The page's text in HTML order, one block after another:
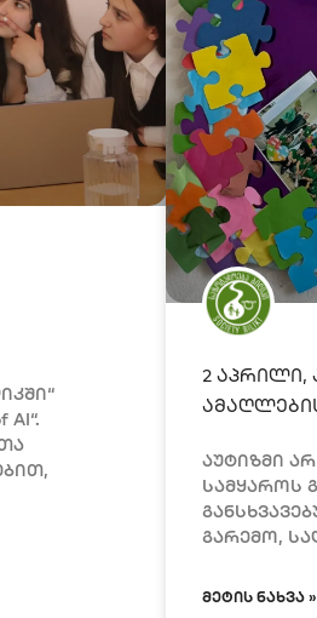
2 აპრილი,
აუტიზმი
სამყაროს
გარემო,
ᲛᲔᲢᲘᲡ ᲜᲐᲮᲕᲐ »